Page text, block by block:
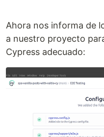
Ahora nos informa de
a nuestro proyecto
Cypress adecuado: